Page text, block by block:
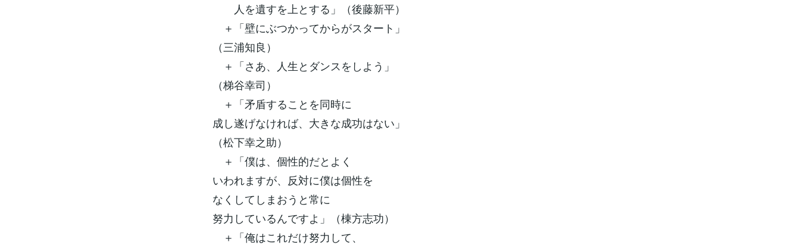
人を遺すを上とする」（後藤新平）
＋「壁にぶつかってからがスタート」
（三浦知良）
＋「さあ、人生とダンスをしよう」
（梯谷幸司）
＋「矛盾することを同時に
成し遂げなければ、大きな成功はない」
（松下幸之助）
＋「僕は、個性的だとよく
いわれますが、反対に僕は個性を
なくしてしまおうと常に
努力しているんですよ」（棟方志功）
＋「俺はこれだけ努力して、